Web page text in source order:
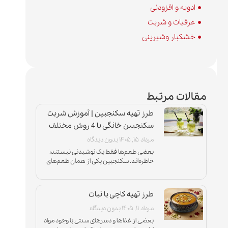
ادویه و افزودنی
عرقیات و شربت
خشکبار وشیرینی
مقالات مرتبط
طرز تهیه سکنجبین | آموزش شربت
سکنجبین خانگی با 4 روش مختلف
مرداد ۱۵, ۱۴۰۵
بدون دیدگاه
بعضی طعم‌ها فقط یک نوشیدنی نیستند؛
خاطره‌اند. سکنجبین یکی از همان طعم‌های
متعادل و ترشی دلپذیر
طرز تهیه کاچی با نبات
مرداد ۱۱, ۱۴۰۵
بدون دیدگاه
بعضی از غذاها و دسرهای سنتی با وجود مواد